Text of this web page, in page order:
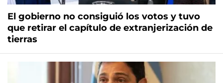
El gobierno no consiguió los votos y tuvo
que retirar el capítulo de extranjerización de
tierras